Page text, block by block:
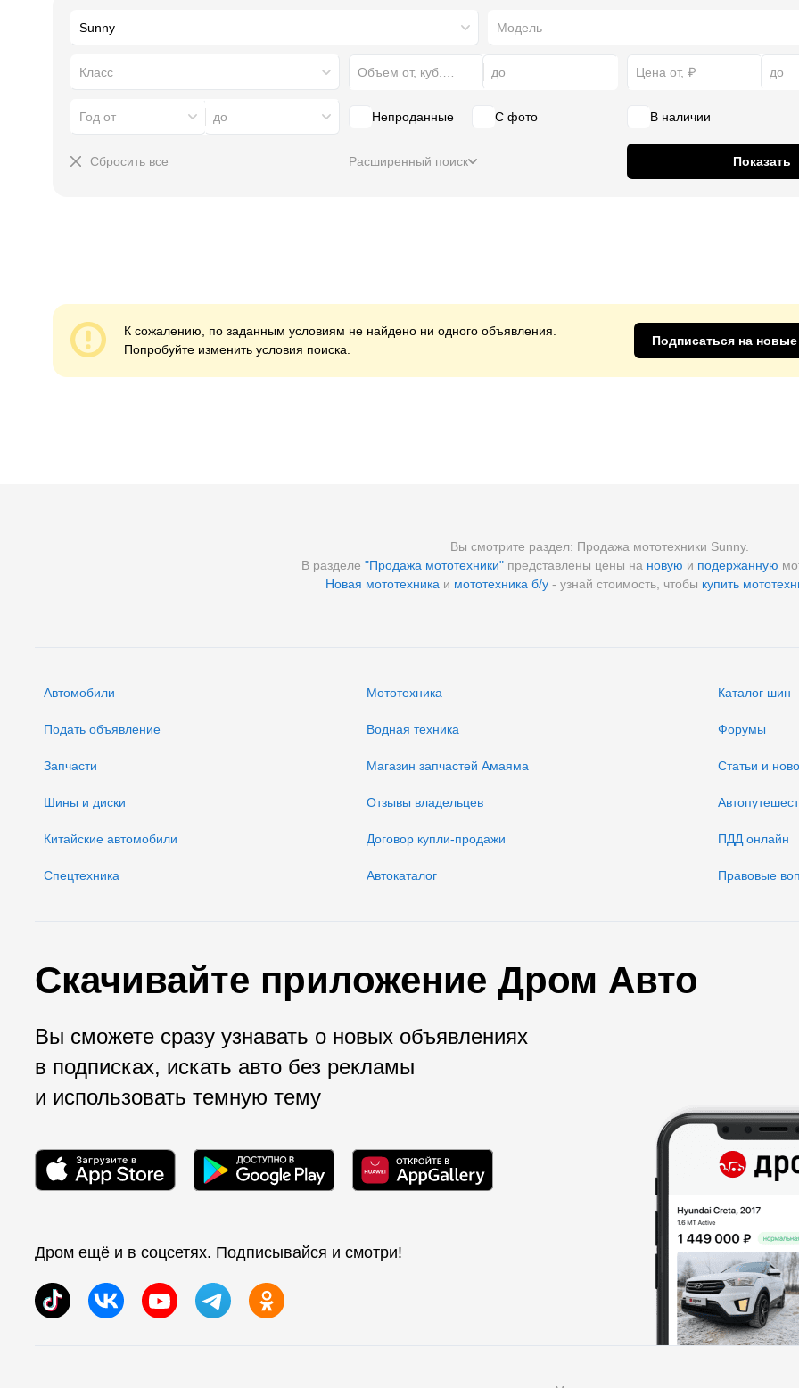
Класс
Год от до Непроданные С фото В наличии
Сбросить все Расширенный поиск Показать
К сожалению, по заданным условиям не найдено ни одного объявления.
Попробуйте изменить условия поиска.
Подписаться на
Вы смотрите раздел: Продажа мототехники Sunny.
В разделе "Продажа мототехники" представлены цены на новую и подержанную
Новая мототехника и мототехника б/у- узнай стоимость, чтобы купить
Автомобили
Подать объявление
Запчасти
Шины и диски
Китайские автомобили
Спецтехника
Мототехника
Водная техника
Магазин запчастей Амаяма
Отзывы владельцев
Договор купли-продажи
Автокаталог
Каталог шин
Форумы
Статьи и
ПДД онлайн
Правовые
Скачивайте приложение Дром Авто
Вы сможете сразу узнавать о новых объявлениях
в подписках, искать авто без рекламы
и использовать темную тему
Дром ещё и в соцсетях. Подписывайся и смотри!